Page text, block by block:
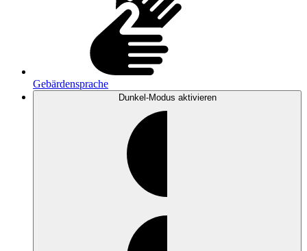
Gebärdensprache
Dunkel-Modus aktivieren